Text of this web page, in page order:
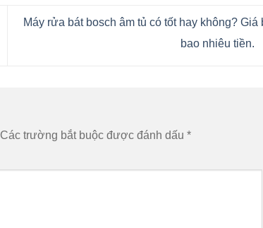
Máy rửa bát bosch âm tủ có tốt hay không? Giá
bao nhiêu tiền.
Các trường bắt buộc được đánh dấu *